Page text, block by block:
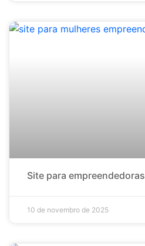
Site para empreendedoras
10 de novembro de 2025